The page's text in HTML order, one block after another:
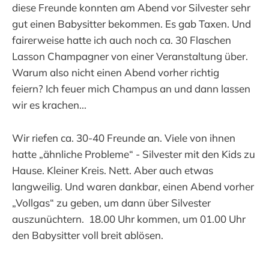
diese Freunde konnten am Abend vor Silvester sehr
gut einen Babysitter bekommen. Es gab Taxen. Und
fairerweise hatte ich auch noch ca. 30 Flaschen
Lasson Champagner von einer Veranstaltung über.
Warum also nicht einen Abend vorher richtig
feiern? Ich feuer mich Champus an und dann lassen
wir es krachen...
Wir riefen ca. 30-40 Freunde an. Viele von ihnen
hatte „ähnliche Probleme“ - Silvester mit den Kids zu
Hause. Kleiner Kreis. Nett. Aber auch etwas
langweilig. Und waren dankbar, einen Abend vorher
„Vollgas“ zu geben, um dann über Silvester
auszunüchtern. 18.00 Uhr kommen, um 01.00 Uhr
den Babysitter voll breit ablösen.